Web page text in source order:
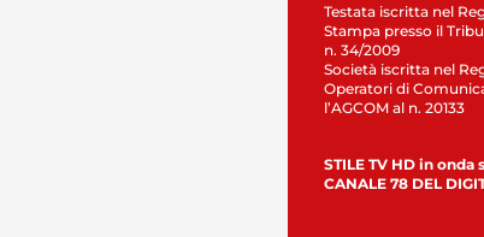
Testata iscritta nel
Stampa presso il
n. 34/2009
Società iscritta nel
Operatori di
l’AGCOM al n. 20133
STILE TV HD in onda
CANALE 78 DEL